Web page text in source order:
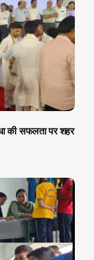
की सफलता पर शहर